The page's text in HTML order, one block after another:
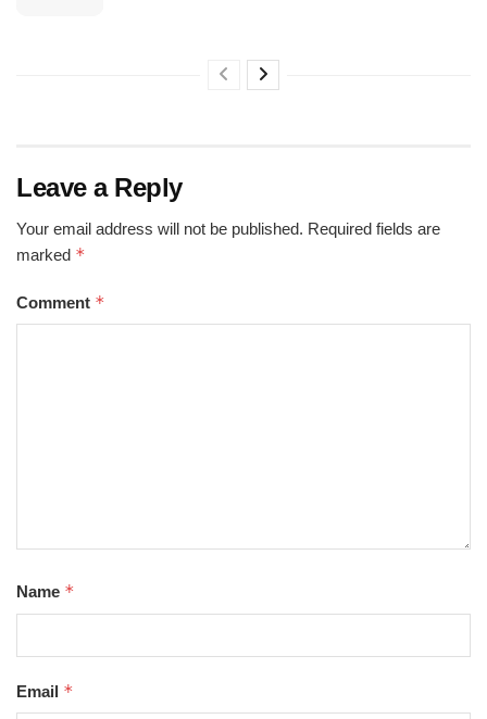
Leave a Reply
Your email address will not be published. Required fields are
marked *
Comment *
Name *
Email *